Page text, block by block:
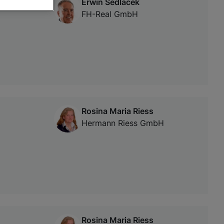
FH-Real GmbH
Rosina Maria Riess
Hermann Riess GmbH
Rosina Maria Riess
oder Zugriff